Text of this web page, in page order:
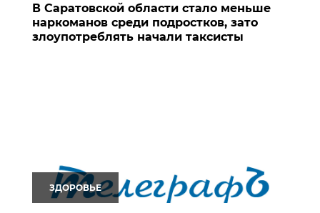
В Саратовской области стало меньше
наркоманов среди подростков, зато
злоупотреблять начали таксисты
ЗДОРОВЬЕ